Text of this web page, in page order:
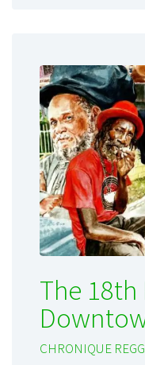
The 18th
CHRONIQUE